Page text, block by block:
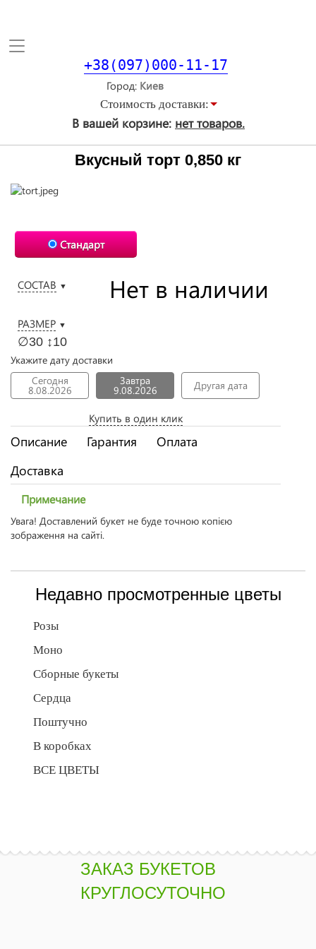
Toggle
+38(097)000-11-17
Город
Стоимость доставки:
В вашей корзине: нет товаров.
Вкусный торт 0,850 кг
Стандарт
СОСТАВ ▼
РАЗМЕР ▼
∅30 ↕10
Нет в наличии
Укажите дату доставки
Сегодня
8.08.2026
Завтра
9.08.2026 Другая дата
Купить в один клик
Описание Гарантия
Оплата
Доставка
Примечание
Увага! Доставлений букет не буде точною копією
зображення на сайті.
Недавно просмотренные цветы
Розы
Моно
Сборные букеты
Сердца
Поштучно
В коробках
ВСЕ ЦВЕТЫ
ЗАКАЗ БУКЕТОВ
КРУГЛОСУТОЧНО